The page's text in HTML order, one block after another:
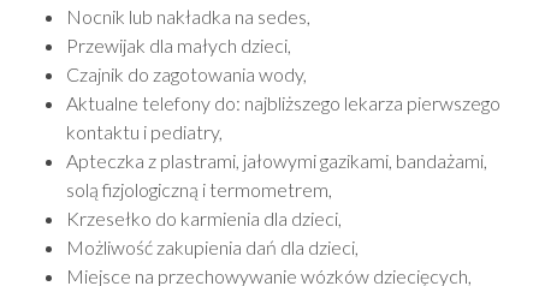
Nocnik lub nakładka na sedes,
Przewijak dla małych dzieci,
Czajnik do zagotowania wody,
Aktualne telefony do: najbliższego lekarza pierwszego
kontaktu i pediatry,
Apteczka z plastrami, jałowymi gazikami, bandażami,
solą fizjologiczną i termometrem,
Krzesełko do karmienia dla dzieci,
Możliwość zakupienia dań dla dzieci,
Miejsce na przechowywanie wózków dziecięcych,